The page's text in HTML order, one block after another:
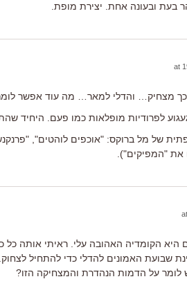
בעת ובעונה אחת. יצירת מופת.
מצחיק… והדלי למאר… מה עוד אפשר
לפרודיות מופלאות כמו פעם. היחיד
של מל ברוקס: "אוכפים לוהטים",
את "המפיקים").
היא הקומדיה האהובה עלי. ראיתי אותה כל
שבועת האמונים להדלי כדי להתחיל
לומר על הדמות הנהדרת והמצחיקה הזו?